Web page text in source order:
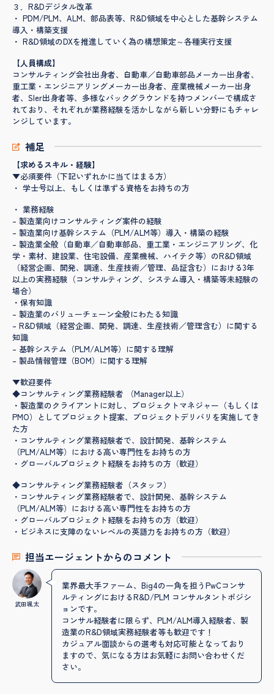
３．R&Dデジタル改革
・ PDM/PLM、ALM、部品表等、R&D領域を中心とした基幹システム
導入・構築支援
・ R&D領域のDXを推進していく為の構想策定～各種実行支援
【人員構成】
コンサルティング会社出身者、自動車／自動車部品メーカー出身者、
重工業・エンジニアリングメーカー出身者、産業機械メーカー出身
者、SIer出身者等、多様なバックグラウンドを持つメンバーで構成さ
れており、それぞれが業務経験を活かしながら新しい分野にもチャレ
ンジしています。
補足
【求めるスキル・経験】
▼必須要件（下記いずれかに当てはまる方）
・ 学士号以上、もしくは準ずる資格をお持ちの方
・ 業務経験
– 製造業​向けコンサルティング案件​の​経験
– 製造業​向け基幹システム（PLM/ALM等）導入・構築の経験
– 製造業全般（自動車／自動車部品、重工業・エンジニアリング、化
学・素材、建設業、住宅設備、産業機械、ハイテク等）のR&D領域​
（経営企画、開発、調達、生産技術／管理、品証含む）における3年
以上の実務経験​​（コンサルティング、システム導入・構築等未経験の
場合）​
​​・保有知識
– 製造業のバリューチェーン全般にわたる知識
– R&D領域（経営企画、開発、調達、生産技術／管理含む）に関する
知識 ​​​
– 基幹システム（PLM/ALM等）に関する理解​
– 製品情報管理（BOM）に関する理解
▼歓迎要件
◆コンサルティング業務経験者 （Manager以上）
・製造業のクライアントに対し、プロジェクトマネジャー（もしくは
PMO）としてプロジェクト提案、プロジェクトデリバリを実施してき
た方
・コンサルティング業務経験者で、設計開発、基幹システム
（PLM/ALM等）における高い専門性をお持ちの方
・グローバルプロジェクト経験をお持ちの方（歓迎）
◆コンサルティング業務経験者（スタッフ）
・コンサルティング業務経験者で、設計開発、基幹システム
（PLM/ALM等）における高い専門性をお持ちの方
・グローバルプロジェクト経験をお持ちの方（歓迎）
・ビジネスに支障のないレベルの英語力をお持ちの方（歓迎）
担当エージェントからのコメント
武田颯太
業界最大手ファーム、Big4の一角を担うPwCコンサ
ルティングにおけるR&D/PLM コンサルタントポジシ
ョンです。
コンサル経験者に限らず、PLM/ALM導入経験者、製
造業のR&D領域実務経験者等も歓迎です！
カジュアル面談からの選考も対応可能となっており
ますので、気になる方はお気軽にお問い合わせくだ
さい。